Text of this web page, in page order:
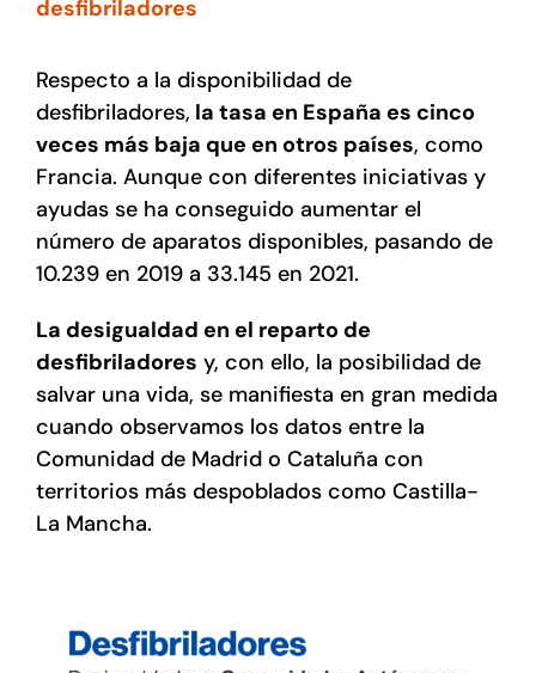
desfibriladores
Respecto a la disponibilidad de
desfibriladores, la tasa en España es cinco
veces más baja que en otros países, como
Francia. Aunque con diferentes iniciativas y
ayudas se ha conseguido aumentar el
número de aparatos disponibles, pasando de
10.239 en 2019 a 33.145 en 2021.
La desigualdad en el reparto de
desfibriladores y, con ello, la posibilidad de
salvar una vida, se manifiesta en gran medida
cuando observamos los datos entre la
Comunidad de Madrid o Cataluña con
territorios más despoblados como Castilla-
La Mancha.